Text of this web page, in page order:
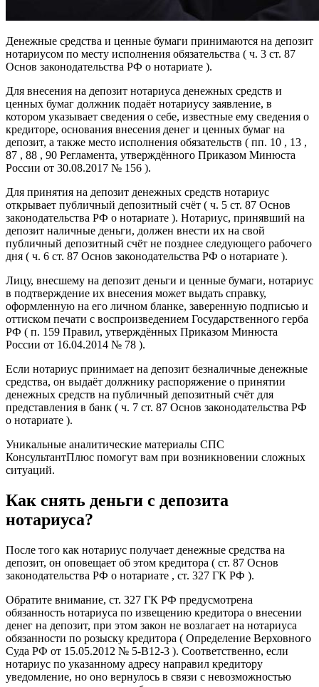
Денежные средства и ценные бумаги принимаются на депозит
нотариусом по месту исполнения обязательства ( ч. 3 ст. 87
Основ законодательства РФ о нотариате ).
Для внесения на депозит нотариуса денежных средств и
ценных бумаг должник подаёт нотариусу заявление, в
котором указывает сведения о себе, известные ему сведения о
кредиторе, основания внесения денег и ценных бумаг на
депозит, а также место исполнения обязательств ( пп. 10 , 13 ,
87 , 88 , 90 Регламента, утверждённого Приказом Минюста
России от 30.08.2017 № 156 ).
Для принятия на депозит денежных средств нотариус
открывает публичный депозитный счёт ( ч. 5 ст. 87 Основ
законодательства РФ о нотариате ). Нотариус, принявший на
депозит наличные деньги, должен внести их на свой
публичный депозитный счёт не позднее следующего рабочего
дня ( ч. 6 ст. 87 Основ законодательства РФ о нотариате ).
Лицу, внесшему на депозит деньги и ценные бумаги, нотариус
в подтверждение их внесения может выдать справку,
оформленную на его личном бланке, заверенную подписью и
оттиском печати с воспроизведением Государственного герба
РФ ( п. 159 Правил, утверждённых Приказом Минюста
России от 16.04.2014 № 78 ).
Если нотариус принимает на депозит безналичные денежные
средства, он выдаёт должнику распоряжение о принятии
денежных средств на публичный депозитный счёт для
представления в банк ( ч. 7 ст. 87 Основ законодательства РФ
о нотариате ).
Уникальные аналитические материалы СПС
КонсультантПлюс помогут вам при возникновении сложных
ситуаций.
Как снять деньги с депозита
нотариуса?
После того как нотариус получает денежные средства на
депозит, он оповещает об этом кредитора ( ст. 87 Основ
законодательства РФ о нотариате , ст. 327 ГК РФ ).
Обратите внимание, ст. 327 ГК РФ предусмотрена
обязанность нотариуса по извещению кредитора о внесении
денег на депозит, при этом закон не возлагает на нотариуса
обязанности по розыску кредитора ( Определение Верховного
Суда РФ от 15.05.2012 № 5-В12-3 ). Соответственно, если
нотариус по указанному адресу направил кредитору
уведомление, но оно вернулось в связи с невозможностью